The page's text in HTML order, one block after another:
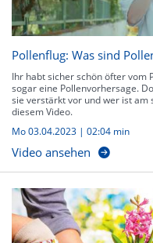
Pollenflug: Was sind
Ihr habt sicher schön öfter vom
sogar eine Pollenvorhersage.
sie verstärkt vor und wer ist
diesem Video.
Mo 03.04.2023 | 02:04 min
Video ansehen